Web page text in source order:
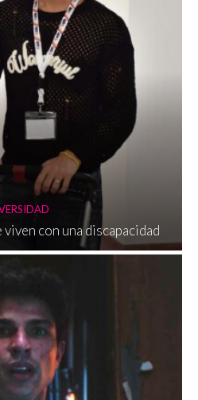
con una discapacidad